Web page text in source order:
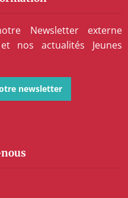
Newsletter externe
nos actualités Jeunes
newsletter